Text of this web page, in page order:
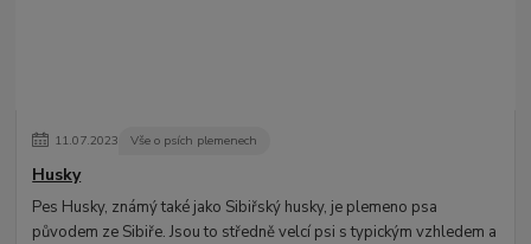
11.07.2023 Vše o psích plemenech
Husky
Pes Husky, známý také jako Sibiřský husky, je plemeno psa
původem ze Sibiře. Jsou to středně velcí psi s typickým vzhledem a